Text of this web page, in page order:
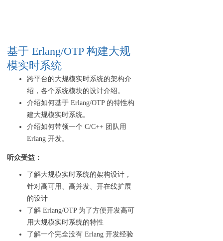
基于 Erlang/OTP 构建大规
模实时系统
跨平台的大规模实时系统的架构介
绍，各个系统模块的设计介绍。
介绍如何基于 Erlang/OTP 的特性构
建大规模实时系统。
介绍如何带领一个 C/C++ 团队用
Erlang 开发。
听众受益：
了解大规模实时系统的架构设计，
针对高可用、高并发、开在线扩展
的设计
了解 Erlang/OTP 为了方便开发高可
用大规模实时系统的特性
了解一个完全没有 Erlang 开发经验